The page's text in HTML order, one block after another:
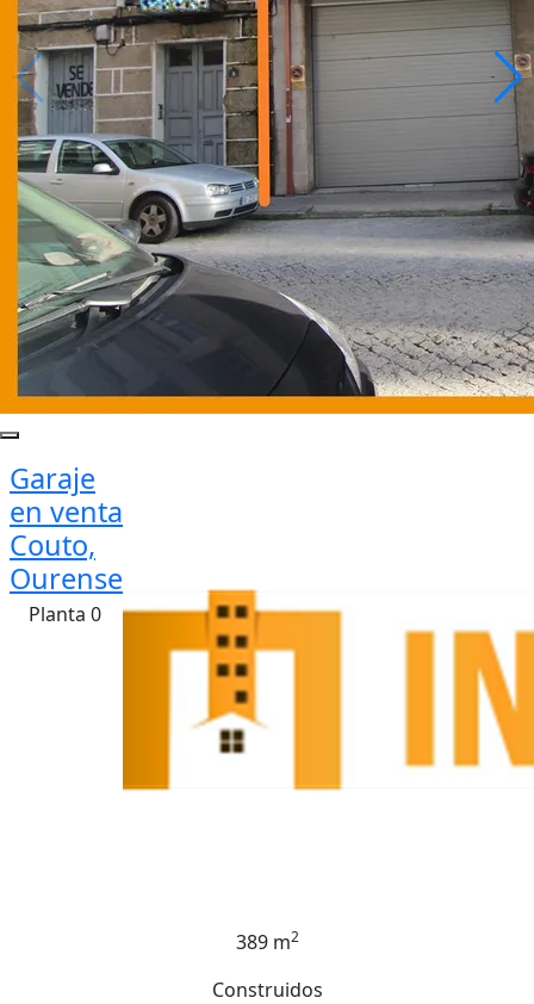
Garaje
en venta
Couto,
Ourense
Planta 0
389 m2
Construidos